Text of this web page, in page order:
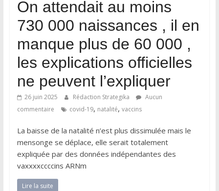
On attendait au moins
730 000 naissances , il en
manque plus de 60 000 ,
les explications officielles
ne peuvent l’expliquer
26 juin 2025 Rédaction Strategika
Aucun
commentaire
covid-19, natalité, vaccins
La baisse de la natalité n’est plus dissimulée mais le
mensonge se déplace, elle serait totalement
expliquée par des données indépendantes des
vaxxxxccccins ARNm
Lire la suite